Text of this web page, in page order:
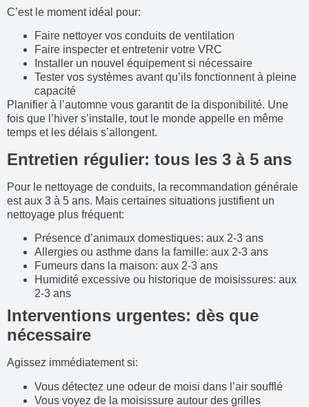
C’est le moment idéal pour:
Faire nettoyer vos conduits de ventilation
Faire inspecter et entretenir votre VRC
Installer un nouvel équipement si nécessaire
Tester vos systèmes avant qu’ils fonctionnent à pleine
capacité
Planifier à l’automne vous garantit de la disponibilité. Une
fois que l’hiver s’installe, tout le monde appelle en même
temps et les délais s’allongent.
Entretien régulier: tous les 3 à 5 ans
Pour le nettoyage de conduits, la recommandation générale
est aux 3 à 5 ans. Mais certaines situations justifient un
nettoyage plus fréquent:
Présence d’animaux domestiques: aux 2-3 ans
Allergies ou asthme dans la famille: aux 2-3 ans
Fumeurs dans la maison: aux 2-3 ans
Humidité excessive ou historique de moisissures: aux
2-3 ans
Interventions urgentes: dès que
nécessaire
Agissez immédiatement si:
Vous détectez une odeur de moisi dans l’air soufflé
Vous voyez de la moisissure autour des grilles